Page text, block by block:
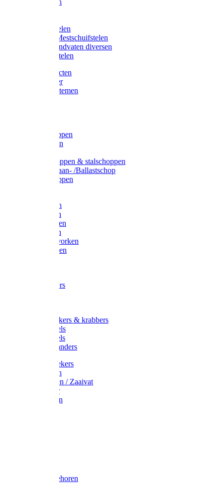
Schopstelen
Gardena stelen
Sneeuw- /Mestschuifstelen
Stelen / Handvaten diversen
Telescoopstelen
Tuin producten
Fruitplukker
Ophangsystemen
Betonschoppen
Schepbatsen
Ballastschoppen & stalschoppen
Slijtsrip Graan- /Ballastschop
Graanschoppen
Hooivorken
Mestvorken
Bietenvorken
Maisvorken
Aardappelvorken
Vijgenvorken
Tuinkrabbers
Onkruidstekers & krabbers
Hartschoffels
Ruitschoffels
Onkruidbranders
Graskantstekers
Verticuteren
Strooiwagen / Zaaivat
Grasmaaier
Grasscharen
Slede toebehoren